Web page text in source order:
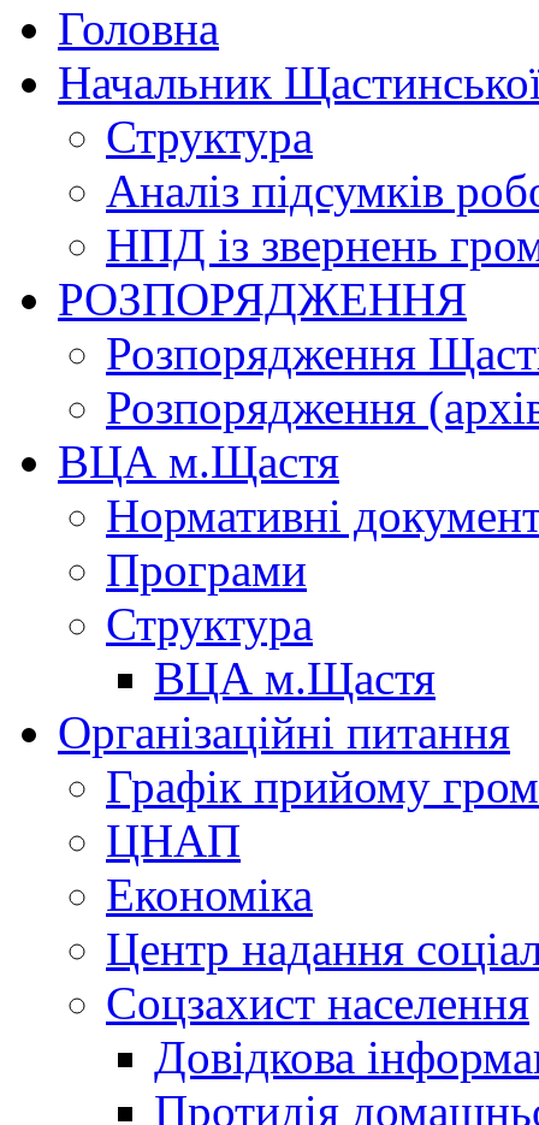
Головна
Начальник
Структура
Аналіз підсумків
НПД із звернень
РОЗПОРЯДЖЕННЯ
Розпорядження
Розпорядження
ВЦА м.Щастя
Нормативні
Програми
Структура
ВЦА м.Щастя
Організаційні питання
Графік прийому
ЦНАП
Економіка
Центр надання
Соцзахист населення
Довідкова
Протидія